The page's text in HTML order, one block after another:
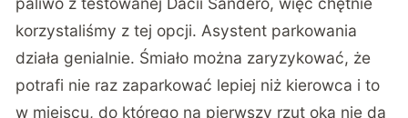
BMW to niezmiennie wzór, jeśli chodzi o działanie
systemu kamer i asystenta parkowania. Obraz jest
genialnej jakości, do dyspozycji mamy szereg